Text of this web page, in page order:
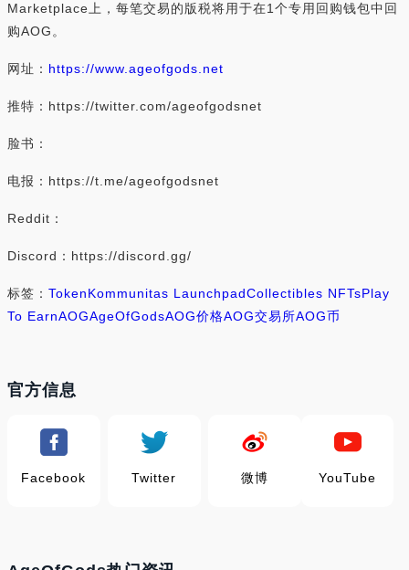
Marketplace上，每笔交易的版税将用于在1个专用回购钱包中回
购AOG。
网址： https://www.ageofgods.net
推特：https://twitter.com/ageofgodsnet
脸书：
电报：https://t.me/ageofgodsnet
Reddit：
Discord：https://discord.gg/
标签： TokenKommunitas LaunchpadCollectibles NFTsPlay
To EarnAOGAgeOfGodsAOG价格AOG交易所AOG币
官方信息
Facebook Twitter 微博 YouTube